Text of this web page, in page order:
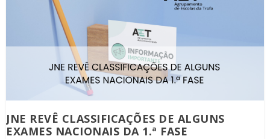
JNE REVÊ CLASSIFICAÇÕES DE ALGUNS
EXAMES NACIONAIS DA 1.ª FASE